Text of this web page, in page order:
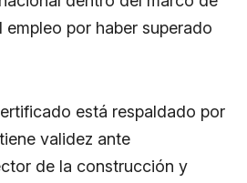
empleo por haber superado
está respaldado por
validez ante
de la construcción y